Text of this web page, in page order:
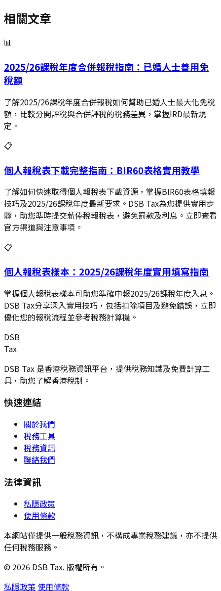
相關文章
📊
2025/26課稅年度合併報稅指南：已婚人士善用免
稅額
了解2025/26課稅年度合併報稅如何幫助已婚人士最大化免稅
額，比較分開評稅與合併評稅的稅務差異，掌握IRD最新規
定。
📋
個人報稅表下載完整指南：BIR60表格實用教學
了解如何快速取得個人報稅表下載資源，掌握BIR60表格填報
技巧及2025/26課稅年度最新要求。DSB Tax為您提供實用步
驟，助您準時提交薪俸稅報稅表，避免罰款及利息。立即查看
官方渠道與注意事項。
📋
個人報稅表樣本：2025/26課稅年度實用填寫指南
掌握個人報稅表樣本可助您準確申報2025/26課稅年度入息。
DSB Tax分享深入實用技巧，包括扣除項目及避免錯誤，立即
優化您的報稅流程並參考稅務計算機。
DSB
Tax
DSB Tax 是香港稅務資訊平台，提供稅務知識及免費計算工
具，助您了解香港稅制。
快速連結
關於我們
稅務工具
稅務資訊
聯絡我們
法律資訊
私隱政策
使用條款
本網站僅提供一般稅務資訊，不構成專業稅務建議，亦不提供
任何稅務服務。
© 2026 DSB Tax. 版權所有。
私隱政策 使用條款